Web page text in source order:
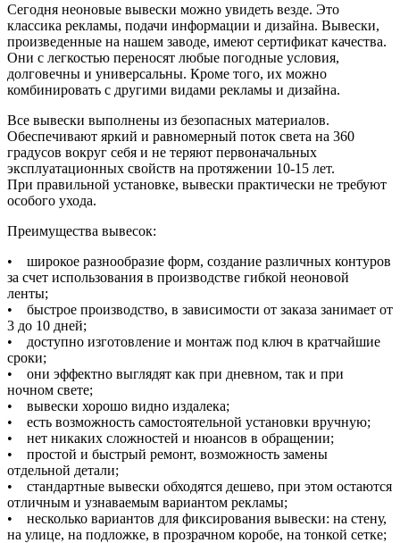
Сегодня неоновые вывески можно увидеть везде. Это
классика рекламы, подачи информации и дизайна. Вывески,
произведенные на нашем заводе, имеют сертификат качества.
Они с легкостью переносят любые погодные условия,
долговечны и универсальны. Кроме того, их можно
комбинировать с другими видами рекламы и дизайна.
Все вывески выполнены из безопасных материалов.
Обеспечивают яркий и равномерный поток света на 360
градусов вокруг себя и не теряют первоначальных
эксплуатационных свойств на протяжении 10-15 лет.
При правильной установке, вывески практически не требуют
особого ухода.
Преимущества вывесок:
• широкое разнообразие форм, создание различных контуров
за счет использования в производстве гибкой неоновой
ленты;
• быстрое производство, в зависимости от заказа занимает от
3 до 10 дней;
• доступно изготовление и монтаж под ключ в кратчайшие
сроки;
• они эффектно выглядят как при дневном, так и при
ночном свете;
• вывески хорошо видно издалека;
• есть возможность самостоятельной установки вручную;
• нет никаких сложностей и нюансов в обращении;
• простой и быстрый ремонт, возможность замены
отдельной детали;
• стандартные вывески обходятся дешево, при этом остаются
отличным и узнаваемым вариантом рекламы;
• несколько вариантов для фиксирования вывески: на стену,
на улице, на подложке, в прозрачном коробе, на тонкой сетке;